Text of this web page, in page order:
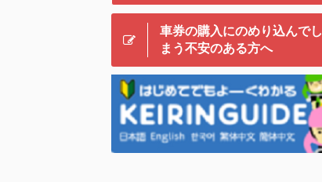
車券の購入にのめり込んでし
まう不安のある方へ